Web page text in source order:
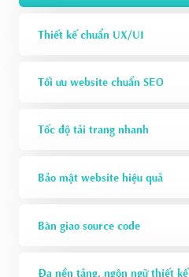
Thiết kế chuẩn UX/UI
Tối ưu website chuẩn SEO
Tốc độ tải trang nhanh
Bảo mật website hiệu quả
Bàn giao source code
Đa nền tảng, ngôn ngữ thiết kế